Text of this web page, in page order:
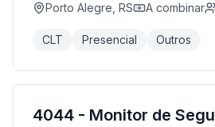
Porto Alegre, RS A combinar
CLT Presencial Outros
4044 - Monitor de